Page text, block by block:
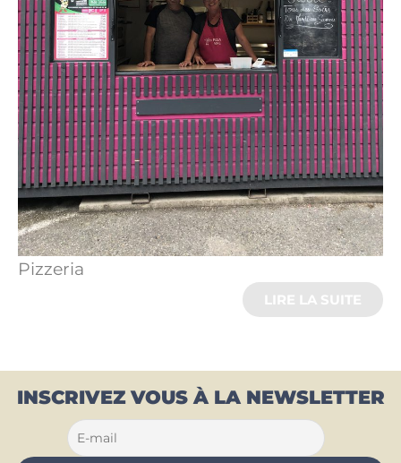
Pizzeria
LIRE LA SUITE
INSCRIVEZ VOUS À LA NEWSLETTER